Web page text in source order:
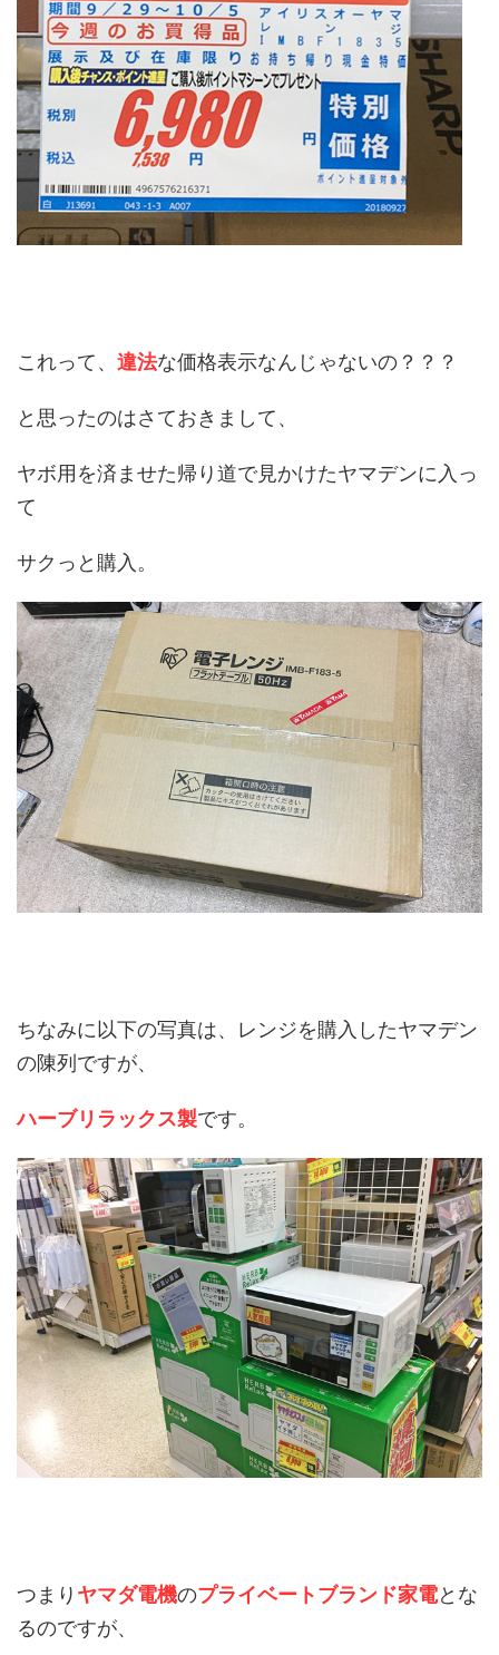
これって、 違法な価格表示なんじゃないの？？？
と思ったのはさておきまして、
ヤボ用を済ませた帰り道で見かけたヤマデンに入っ
て
サクっと購入。
ちなみに以下の写真は、レンジを購入したヤマデン
の陳列ですが、
ハーブリラックス製です。
つまり ヤマダ電機のプライベートブランド家電とな
るのですが、